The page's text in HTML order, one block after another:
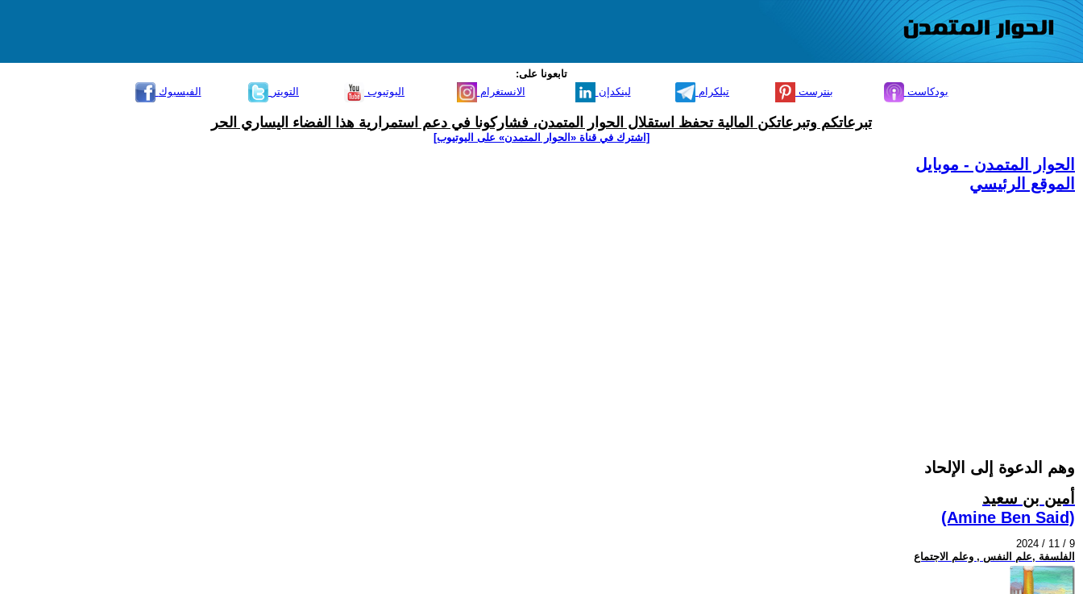
تابعونا على:
الفيسبوك
التويتر اليوتيوب الانستغرام لينكدإن تيلكرام بنترست بودكاست
تبرعاتكم وتبرعاتكن المالية تحفظ استقلال الحوار المتمدن، فشاركونا في دعم استمرارية هذا الفضاء اليساري الحر
[اشترك في قناة ‫«الحوار المتمدن» على اليوتيوب]
الحوار المتمدن - موبايل
الموقع الرئيسي
وهم الدعوة إلى الإلحاد
أمين بن سعيد
(Amine Ben Said)
2024 / 11 / 9
الفلسفة ,علم النفس , وعلم الاجتماع